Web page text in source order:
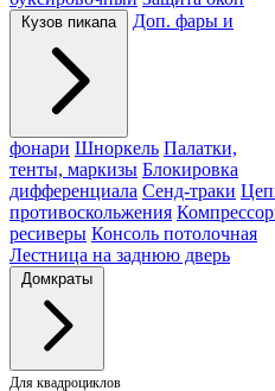
Кузов пикапа Доп. фары и
фонари Шноркель Палатки,
тенты, маркизы Блокировка
дифференциала Сенд-траки
противоскольжения
ресиверы Консоль потолочная
Лестница на заднюю дверь
Домкраты
Для квадроциклов